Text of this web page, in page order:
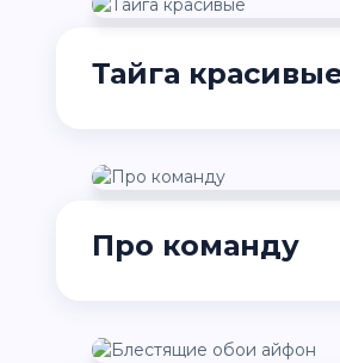
Тайга
Про команду